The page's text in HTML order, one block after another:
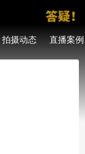
拍摄动态 直播案例